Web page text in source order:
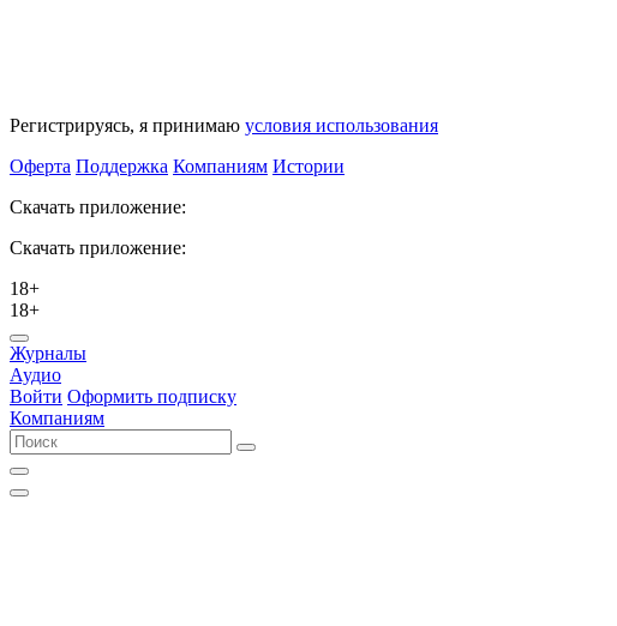
Регистрируясь, я принимаю условия использования
Оферта Поддержка Компаниям Истории
Скачать приложение:
Скачать приложение:
18+
18+
Журналы
Аудио
Войти Оформить подписку
Компаниям